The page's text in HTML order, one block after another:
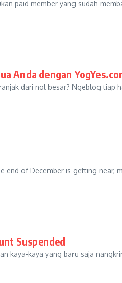
paid member yang sudah
Anda dengan
dari nol besar? Ngeblog
end of December is getting
Suspended
kaya-kaya yang baru saja